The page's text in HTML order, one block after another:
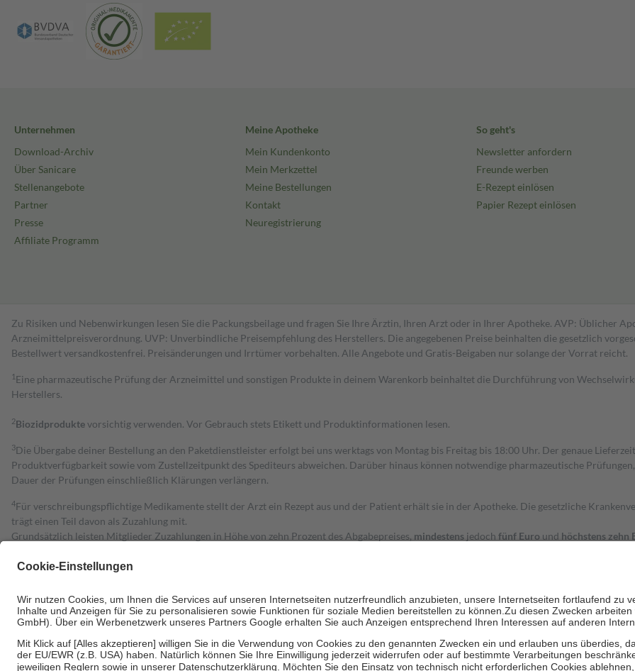
Unternehmen
Download-Archiv
Über Sanicare
Stellenangebote
Partner
Presse
Affiliate Programm
Meine Apotheke
Mein Kundenkonto
Mein Merkzettel
Meine Bestellungen
Kontakt
Neuregistrierung
So geht's
Newsletter anfordern
Freunde werben
E-Rezept einlösen
Papier Rezept einlösen
Zu Risiken und Nebenwirkungen lesen Sie die Packungsbeilage und fragen Sie Ihre Ärztin, Ihren Arzt oder in Ihrer Apotheke. AVP: Üblicher
Arzneimittelpreisverordnung. UVP: Unverbindliche Preisempfehlung des Herstellers. Die angegebenen Preise beinhalten die gesetzlich
Bestell­wert versand­kosten­frei. Preisänderungen und Irrtümer vorbehalten. Alle Angebote und Gratis-Beigaben nur solange der Vorrat reicht.
1 Eine pharmazeutische Prüfung der Arzneimittel und sonstigen Produkte in deinem Warenkorb beinhaltet die Durchführung von
Herstellers.
2Biozidproduktevorsichtig verwenden. Vor Gebrauch stets Etikett und Produktinformationen lesen.
3Die Übergabe deiner Bestellung an den Paketdienstleister erfolgt bei uns werktags von Montag bis Freitag bis 18:00 Uhr. Der genaue
Produktverfügbarkeit sowie vom Zustellzeitpunkt des Spediteurs abweichen. Darüber hinaus können notwendige pharmazeutische
Dauer der Prüfungen einschließlich Klärungen verlängern.
4Für verschreibungspflichtige Medikamente stellt der Arzt ein Rezept aus und der Patient erhält sie in der Apotheke. Die gesetzliche
trägt einen Teil davon als Zuzahlung mit.
Grundsätzlich leisten Mitglieder Zuzahlungen in Höhe von zehn Prozent des Abgabepreises, mindestens jedoch fünf Euro und höchstens zehn
Diese Regeln gelten grundsätzlich auch für Online-Apotheken.
Um das Engagement der Versicherten für ihre eigene Gesundheit zu stärken und die besondere Stellung der Familie zu unterstützen, fallen
• Kindern und Jugendlichen bis zum vollendeten 18. Lebensjahr mit Ausnahme der Fahrkosten
• Untersuchungen zur Vorsorge und Früherkennung, die von der GKV getragen werden
• empfohlenen Schutzimpfungen
• Harn- und Blutteststreifen